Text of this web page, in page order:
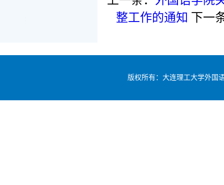
整工作的通知 下一
版权所有：大连理工大学外国